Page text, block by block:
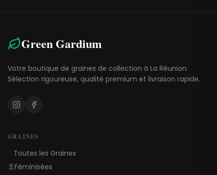
Green Gardium
Votre boutique de graines de collection à La Réunion.
Sélection rigoureuse, qualité premium et livraison rapide.
GRAINES
Toutes les Graines
Féminisées